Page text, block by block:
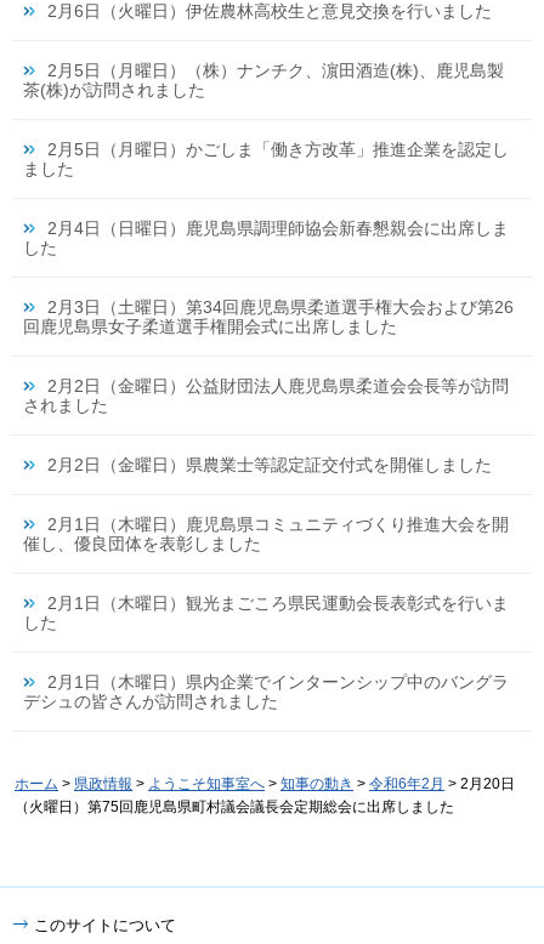
2月6日（火曜日）伊佐農林高校生と意見交換を行いました
2月5日（月曜日）（株）ナンチク、濵田酒造(株)、鹿児島製
茶(株)が訪問されました
2月5日（月曜日）かごしま「働き方改革」推進企業を認定し
ました
2月4日（日曜日）鹿児島県調理師協会新春懇親会に出席しま
した
2月3日（土曜日）第34回鹿児島県柔道選手権大会および第26
回鹿児島県女子柔道選手権開会式に出席しました
2月2日（金曜日）公益財団法人鹿児島県柔道会会長等が訪問
されました
2月2日（金曜日）県農業士等認定証交付式を開催しました
2月1日（木曜日）鹿児島県コミュニティづくり推進大会を開
催し、優良団体を表彰しました
2月1日（木曜日）観光まごころ県民運動会長表彰式を行いま
した
2月1日（木曜日）県内企業でインターンシップ中のバングラ
デシュの皆さんが訪問されました
ホーム > 県政情報 > ようこそ知事室へ > 知事の動き > 令和6年2月 > 2月20日
（火曜日）第75回鹿児島県町村議会議長会定期総会に出席しました
このサイトについて